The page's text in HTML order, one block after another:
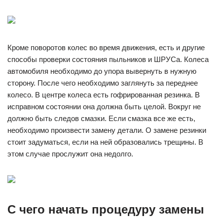
Кроме поворотов колес во время движения, есть и другие
способы проверки состояния пыльников и ШРУСа. Колеса
автомобиля необходимо до упора вывернуть в нужную
сторону. После чего необходимо заглянуть за переднее
колесо. В центре колеса есть гофрированная резинка. В
исправном состоянии она должна быть целой. Вокруг не
должно быть следов смазки. Если смазка все же есть,
необходимо произвести замену детали. О замене резинки
стоит задуматься, если на ней образовались трещины. В
этом случае прослужит она недолго.
С чего начать процедуру замены